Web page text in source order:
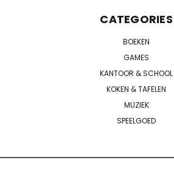
CATEGORIES
BOEKEN
GAMES
KANTOOR & SCHOOL
KOKEN & TAFELEN
MUZIEK
SPEELGOED